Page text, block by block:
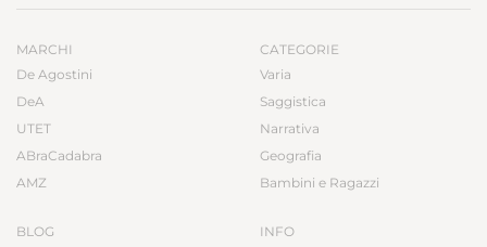
MARCHI
De Agostini
DeA
UTET
ABraCadabra
AMZ
BLOG
CATEGORIE
Varia
Saggistica
Narrativa
Geografia
Bambini e Ragazzi
INFO